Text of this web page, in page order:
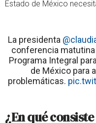
Estado de México
La presidenta
conferencia
Programa Integral
de México para
problemáticas.
¿En qué